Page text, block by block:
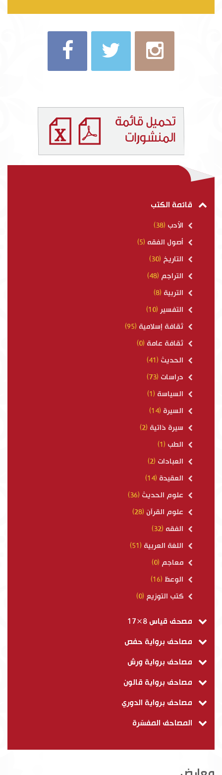
قائمة الكتب
الأدب (38)
أصول الفقه (5)
التاريخ (30)
التراجم (48)
التربية (8)
التفسير (10)
ثقافة إسلامية (95)
ثقافة عامة (0)
الحديث (41)
دراسات (73)
السياسة (1)
السيرة (14)
سيرة ذاتية (2)
الطب (1)
العبادات (2)
العقيدة (14)
علوم الحديث (36)
علوم القرآن (28)
الفقه (32)
اللغة العربية (51)
معاجم (0)
الوعظ (16)
كتب التوزيع (0)
مصحف قياس 8×17
مصاحف برواية حفص
مصاحف برواية ورش
مصاحف برواية قالون
مصاحف برواية الدوري
المصاحف المفسّرة